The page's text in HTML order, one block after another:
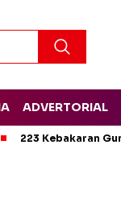
ADVERTORIAL
223 Kebakaran